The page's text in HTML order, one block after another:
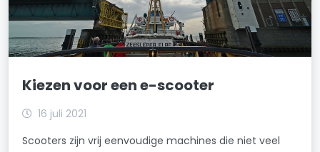
Kiezen voor een e-scooter
16 juli 2021
Scooters zijn vrij eenvoudige machines die niet veel